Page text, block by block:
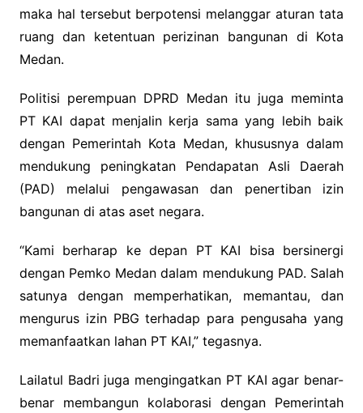
maka hal tersebut berpotensi melanggar aturan tata
ruang dan ketentuan perizinan bangunan di Kota
Medan.
Politisi perempuan DPRD Medan itu juga meminta
PT KAI dapat menjalin kerja sama yang lebih baik
dengan Pemerintah Kota Medan, khususnya dalam
mendukung peningkatan Pendapatan Asli Daerah
(PAD) melalui pengawasan dan penertiban izin
bangunan di atas aset negara.
“Kami berharap ke depan PT KAI bisa bersinergi
dengan Pemko Medan dalam mendukung PAD. Salah
satunya dengan memperhatikan, memantau, dan
mengurus izin PBG terhadap para pengusaha yang
memanfaatkan lahan PT KAI,” tegasnya.
Lailatul Badri juga mengingatkan PT KAI agar benar-
benar membangun kolaborasi dengan Pemerintah